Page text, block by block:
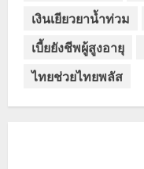
เงินเยียวยาน้ำท่วม
เบี้ยยังชีพผู้สูงอายุ
ไทยช่วยไทยพลัส